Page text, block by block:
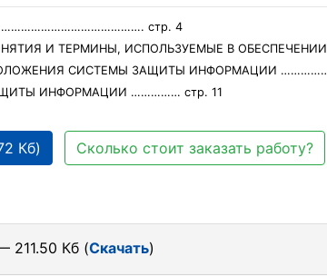
стр. 4
И ТЕРМИНЫ, ИСПОЛЬЗУЕМЫЕ В
СИСТЕМЫ ЗАЩИТЫ ИНФОРМАЦИИ
ИНФОРМАЦИИ …………… стр. 11
Кб) Сколько стоит заказать работу?
211.50 Кб (Скачать)